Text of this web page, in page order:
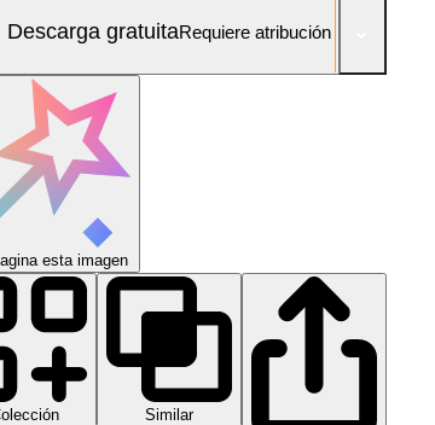
Descarga gratuitaRequiere atribución
esta imagen
Similar